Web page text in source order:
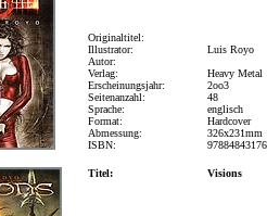
Originaltitel:
Illustrator:
Autor:
Verlag:
Erscheinungsjahr:
Seitenanzahl:
Sprache:
Format:
Abmessung:
ISBN:
Luis Royo
Heavy Metal
2oo3
48
englisch
Hardcover
326x231mm
Titel: Visions